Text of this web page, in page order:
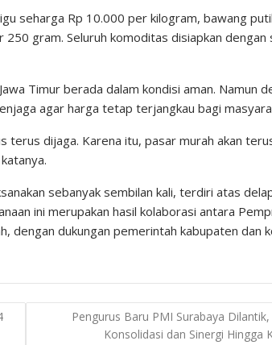
seharga Rp 10.000 per kilogram, bawang
gram. Seluruh komoditas disiapkan dengan
Timur berada dalam kondisi aman. Namun
agar harga tetap terjangkau bagi
terus dijaga. Karena itu, pasar murah akan
sebanyak sembilan kali, terdiri atas
ini merupakan hasil kolaborasi antara
dengan dukungan pemerintah kabupaten dan
Pengurus Baru PMI Surabaya
Konsolidasi dan Sinergi Hingga